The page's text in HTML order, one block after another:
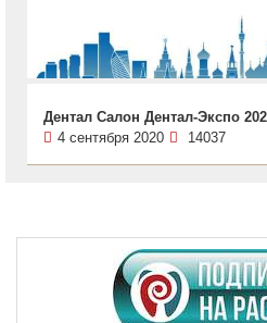
Дентал Салон Дентал-Экспо
4 сентября 2020
14037